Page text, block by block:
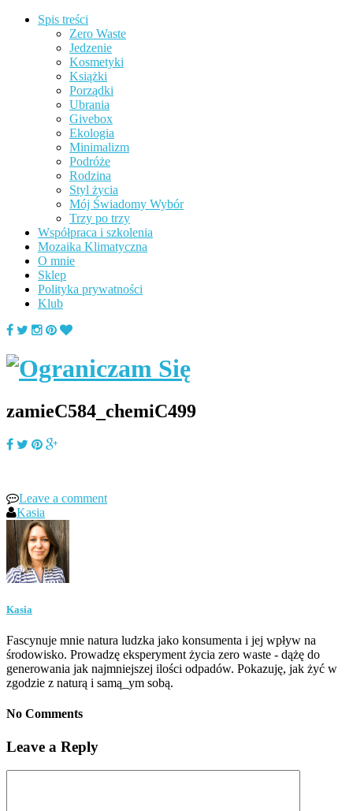
Spis treści
Zero Waste
Jedzenie
Kosmetyki
Książki
Porządki
Ubrania
Givebox
Ekologia
Minimalizm
Podróże
Rodzina
Styl życia
Mój Świadomy Wybór
Trzy po trzy
Współpraca i szkolenia
Mozaika Klimatyczna
O mnie
Sklep
Polityka prywatności
Klub
zamieC584_chemiC499
Leave a comment
Kasia
Kasia
Fascynuje mnie natura ludzka jako konsumenta i jej wpływ na
środowisko. Prowadzę eksperyment życia zero waste - dążę do
generowania jak najmniejszej ilości odpadów. Pokazuję, jak żyć w
zgodzie z naturą i samą_ym sobą.
No Comments
Leave a Reply